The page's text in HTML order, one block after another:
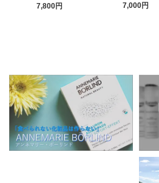
7,800円
7,000円